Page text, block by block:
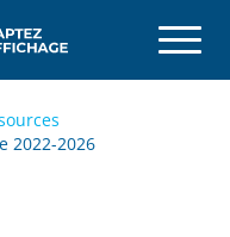
2022-2026